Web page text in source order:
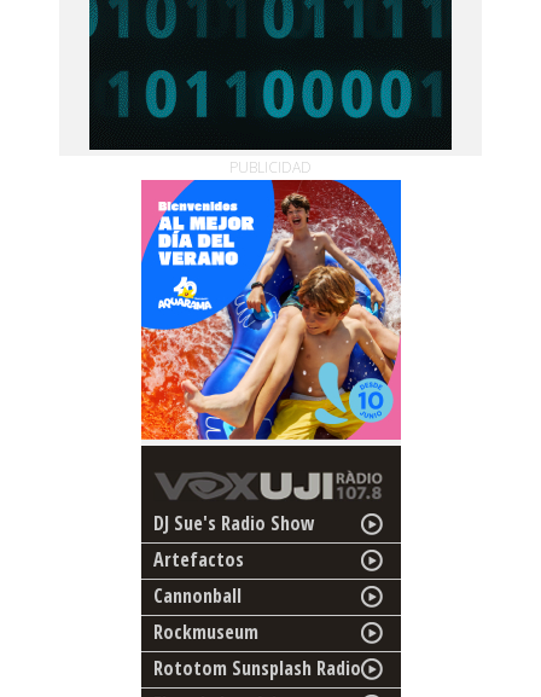
PUBLICIDAD
DJ Sue's Radio Show
Artefactos
Cannonball
Rockmuseum
Rototom Sunsplash Radio